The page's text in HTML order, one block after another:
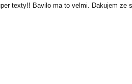
texty!! Bavilo ma to velmi. Dakujem ze